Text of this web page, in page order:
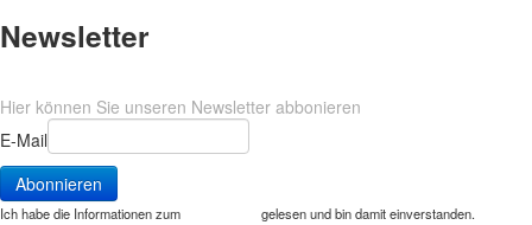
Newsletter
Hier können Sie unseren Newsletter abbonieren
E-Mail
Ich habe die Informationen zum gelesen und bin damit einverstanden.